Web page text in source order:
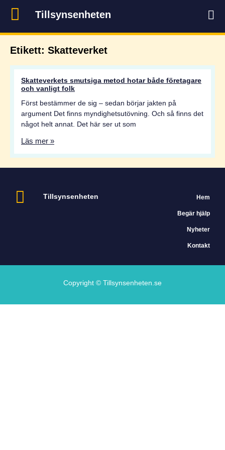
Tillsynsenheten
Etikett: Skatteverket
Skatteverkets smutsiga metod hotar både företagare
och vanligt folk
Först bestämmer de sig – sedan börjar jakten på
argument Det finns myndighetsutövning. Och så finns det
något helt annat. Det här ser ut som
Läs mer »
Tillsynsenheten Hem
Begär hjälp
Nyheter
Kontakt
Copyright © Tillsynsenheten.se